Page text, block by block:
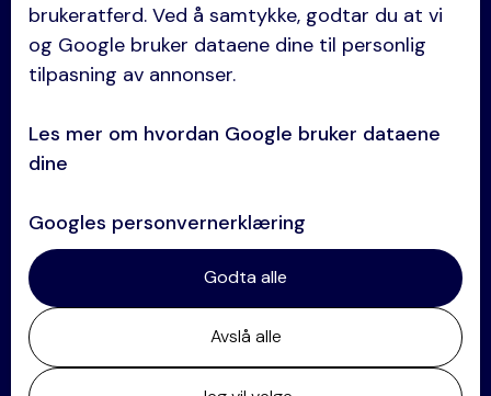
brukeratferd. Ved å samtykke, godtar du at vi
og Google bruker dataene dine til personlig
tilpasning av annonser.
Les mer om hvordan Google bruker dataene
dine
Googles personvernerklæring
Avslå alle
Godta alle
Entreprise
Tvisteløsning
Kontakt
+47 64 84 60 60